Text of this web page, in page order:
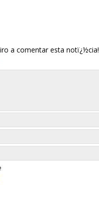
a comentar esta notï¿½cia!